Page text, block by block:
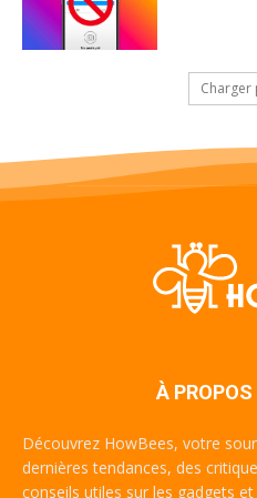
Charger
À PROPOS
Découvrez HowBees, votre
dernières tendances, des
conseils utiles sur les gadgets